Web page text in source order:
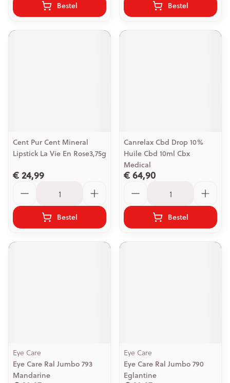
Bestel Bestel
Cent Pur Cent Mineral
Lipstick La Vie En Rose3,75g
€ 24,99
Bestel
Canrelax Cbd Drop 10%
Huile Cbd 10ml Cbx
Medical
€ 64,90
Bestel
Eye Care
Eye Care Ral Jumbo 793
Mandarine
Eye Care
Eye Care Ral Jumbo 790
Eglantine